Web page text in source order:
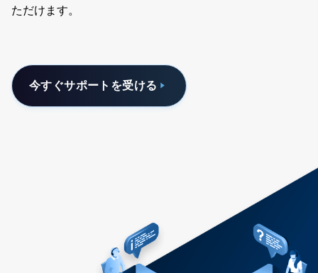
ただけます。
今すぐサポートを受ける